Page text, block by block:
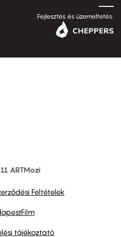
Fejlesztés és üzemeltetés:
ARTMozi
Feltételek
tájékoztató